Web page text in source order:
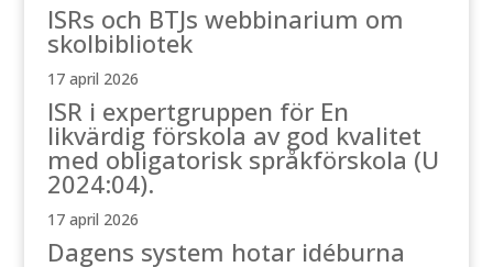
ISRs och BTJs webbinarium om
skolbibliotek
17 april 2026
ISR i expertgruppen för En
likvärdig förskola av god kvalitet
med obligatorisk språkförskola (U
2024:04).
17 april 2026
Dagens system hotar idéburna